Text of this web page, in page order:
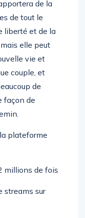
de la
de tout le
liberté et de la
elle peut
vie et
couple, et
de
façon de
plateforme
millions de fois
streams sur